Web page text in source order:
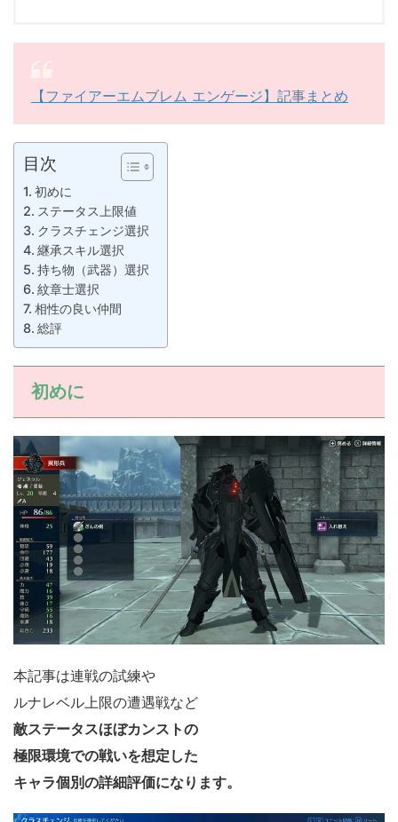
【ファイアーエムブレム エンゲージ】記事まとめ
目次
初めに
ステータス上限値
クラスチェンジ選択
継承スキル選択
持ち物（武器）選択
紋章士選択
相性の良い仲間
総評
初めに
本記事は連戦の試練や
ルナレベル上限の遭遇戦など
敵ステータスほぼカンストの
極限環境での戦いを想定した
キャラ個別の詳細評価になります。